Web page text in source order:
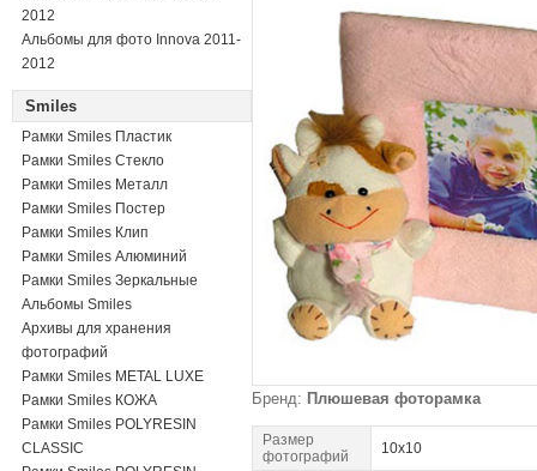
2012
Альбомы для фото Innova 2011-
2012
Smiles
Рамки Smiles Пластик
Рамки Smiles Стекло
Рамки Smiles Металл
Рамки Smiles Постер
Рамки Smiles Клип
Рамки Smiles Алюминий
Рамки Smiles Зеркальные
Альбомы Smiles
Архивы для хранения
фотографий
Рамки Smiles METAL LUXE
Рамки Smiles КОЖА
Рамки Smiles POLYRESIN
CLASSIC
Бренд: Плюшевая фоторамка
Размер
фотографий
10x10